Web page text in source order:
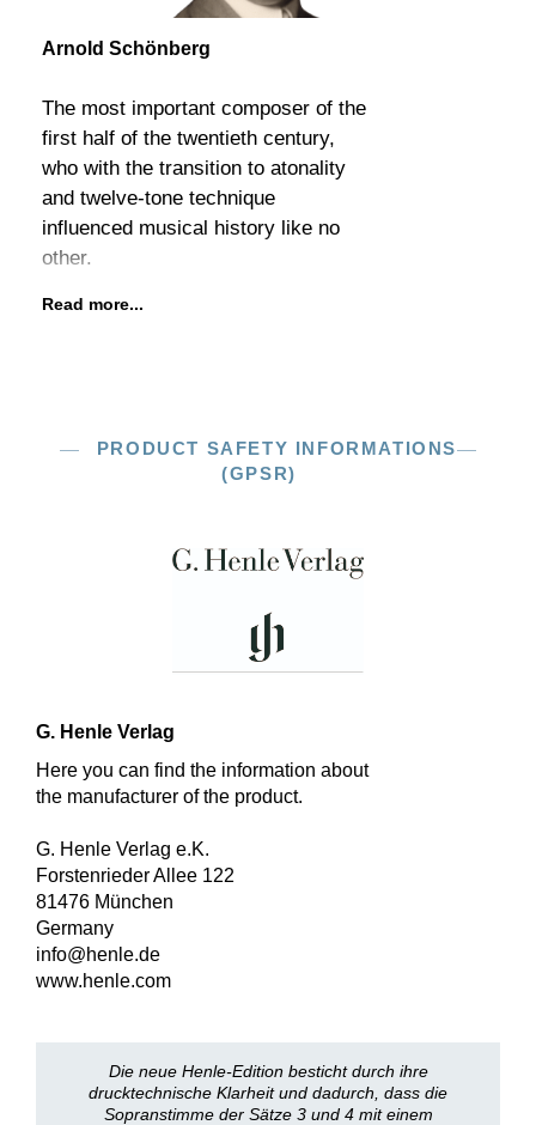
Arnold Schönberg
The most important composer of the
first half of the twentieth century,
who with the transition to atonality
and twelve-tone technique
influenced musical history like no
other.
Read more...
PRODUCT SAFETY INFORMATIONS
(GPSR)
G. Henle Verlag
Here you can find the information about
the manufacturer of the product.
G. Henle Verlag e.K.
Forstenrieder Allee 122
81476 München
Germany
info@henle.de
www.henle.com
Die neue Henle-Edition besticht durch ihre
drucktechnische Klarheit und dadurch, dass die
Sopranstimme der Sätze 3 und 4 mit einem